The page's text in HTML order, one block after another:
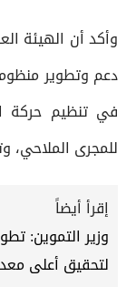
وأكد أن الهيئة
دعم وتطوير
في تنظيم حركة
للمجرى الملاحي،
إقرأ أيضاً
وزير التموين:
لتحقيق أعلى